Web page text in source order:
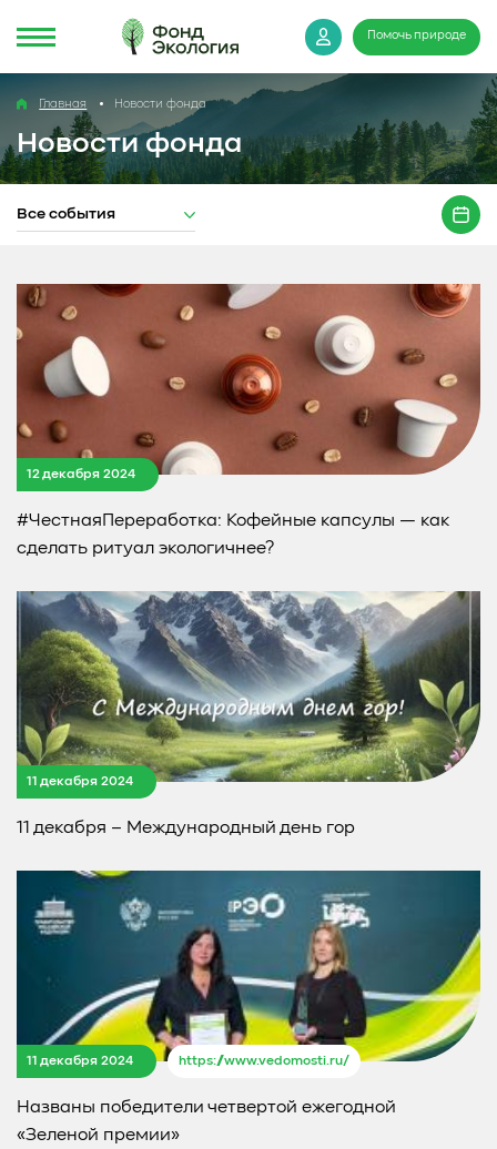
Помочь природе
Главная Новости фонда
Новости фонда
Все события
12 декабря 2024
#ЧестнаяПереработка: Кофейные капсулы — как
сделать ритуал экологичнее?
11 декабря 2024
11 декабря – Международный день гор
11 декабря 2024 https://www.vedomosti.ru/
Названы победители четвертой ежегодной
«Зеленой премии»